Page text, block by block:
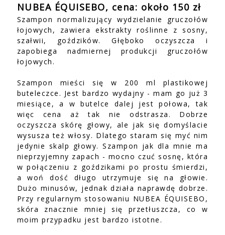
NUBEA ÉQUISEBO, cena: około 150 zł
Szampon normalizujący wydzielanie gruczołów
łojowych, zawiera ekstrakty roślinne z sosny,
szałwii, goździków. Głęboko oczyszcza i
zapobiega nadmiernej produkcji gruczołów
łojowych.
Szampon mieści się w 200 ml plastikowej
buteleczce. Jest bardzo wydajny - mam go już 3
miesiące, a w butelce dalej jest połowa, tak
więc cena aż tak nie odstrasza. Dobrze
oczyszcza skórę głowy, ale jak się domyślacie
wysusza też włosy. Dlatego staram się myć nim
jedynie skalp głowy. Szampon jak dla mnie ma
nieprzyjemny zapach - mocno czuć sosnę, która
w połączeniu z goździkami po prostu śmierdzi,
a woń dość długo utrzymuje się na głowie.
Dużo minusów, jednak działa naprawdę dobrze.
Przy regularnym stosowaniu NUBEA ÉQUISEBO,
skóra znacznie mniej się przetłuszcza, co w
moim przypadku jest bardzo istotne.